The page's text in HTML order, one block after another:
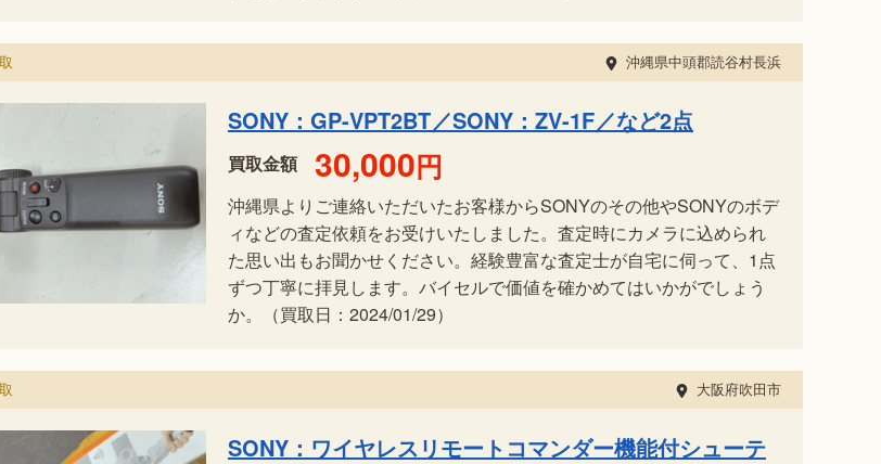
沖縄県中頭郡読谷村長浜
SONY：GP-VPT2BT／SONY：ZV-1F／など2点
買取金額 30,000円
沖縄県よりご連絡いただいたお客様からSONYのその他やSONYのボデ
ィなどの査定依頼をお受けいたしました。査定時にカメラに込められ
た思い出もお聞かせください。経験豊富な査定士が自宅に伺って、1点
ずつ丁寧に拝見します。バイセルで価値を確かめてはいかがでしょう
か。（買取日：2024/01/29）
大阪府吹田市
SONY：ワイヤレスリモートコマンダー機能付シューテ